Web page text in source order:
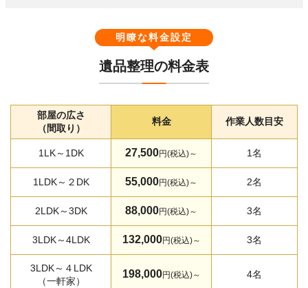
明瞭な料金設定
遺品整理の料金表
部屋の広さ
（間取り）
料金 作業人数目安
1LK～1DK 27,500円(税込)～ 1名
1LDK～２DK 55,000円(税込)～ 2名
2LDK～3DK 88,000円(税込)～ 3名
3LDK～4LDK 132,000円(税込)～ 3名
3LDK～４LDK
（一軒家）
198,000円(税込)～ 4名